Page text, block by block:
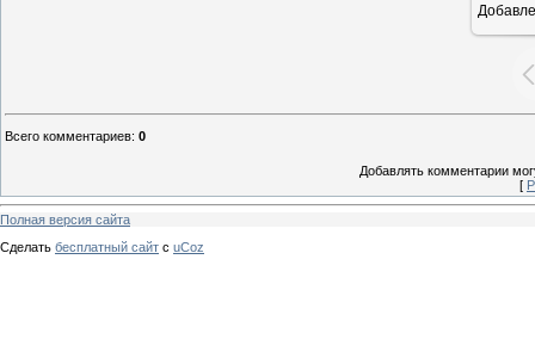
Всего комментариев: 0
Добавлять комментарии
[
Полная версия сайта
Сделать бесплатный сайт с uCoz